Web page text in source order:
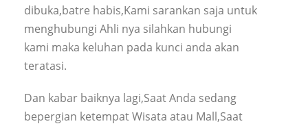
dibuka,batre habis,Kami sarankan saja untuk
menghubungi Ahli nya silahkan hubungi
kami maka keluhan pada kunci anda akan
teratasi.
Dan kabar baiknya lagi,Saat Anda sedang
bepergian ketempat Wisata atau Mall,Saat